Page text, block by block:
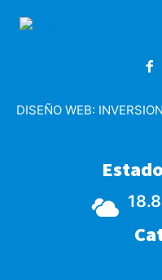
DISEÑO WEB:
18.8